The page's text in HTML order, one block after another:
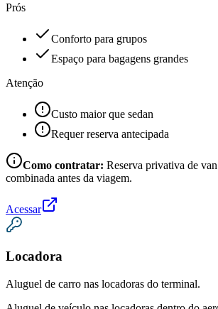
Prós
Conforto para grupos
Espaço para bagagens grandes
Atenção
Custo maior que sedan
Requer reserva antecipada
Como contratar: Reserva privativa de
combinada antes da viagem.
Acessar
Locadora
Aluguel de carro nas locadoras do terminal.